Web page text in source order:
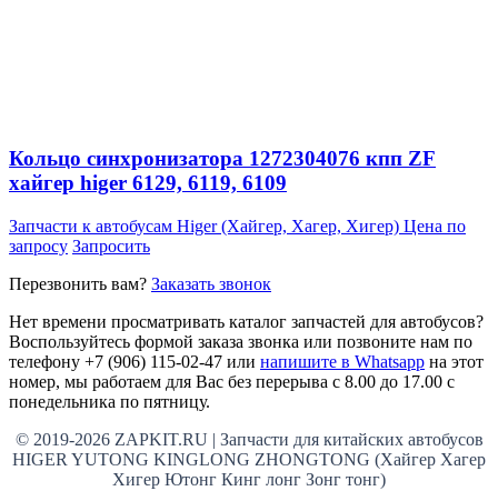
Кольцо синхронизатора 1272304076 кпп ZF
хайгер higer 6129, 6119, 6109
Запчасти к автобусам Higer (Хайгер, Хагер, Хигер) Цена по
запросу Запросить
Перезвонить вам? Заказать звонок
Нет времени просматривать каталог запчастей для автобусов?
Воспользуйтесь формой заказа звонка или позвоните нам по
телефону +7 (906) 115-02-47 или напишите в Whatsapp на этот
номер, мы работаем для Вас без перерыва с 8.00 до 17.00 с
понедельника по пятницу.
© 2019-2026 ZAPKIT.RU | Запчасти для китайских автобусов
HIGER YUTONG KINGLONG ZHONGTONG (Хайгер Хагер
Хигер Ютонг Кинг лонг Зонг тонг)